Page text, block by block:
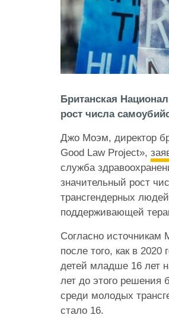
Британская
рост числа
Джо Моэм, директор
Good Law Project»,
служба
значительный рост
трансгендерных
поддерживающей
Согласно источникам
после того, как в 2020
детей младше 16 лет
лет до этого решения
среди молодых
стало 16.